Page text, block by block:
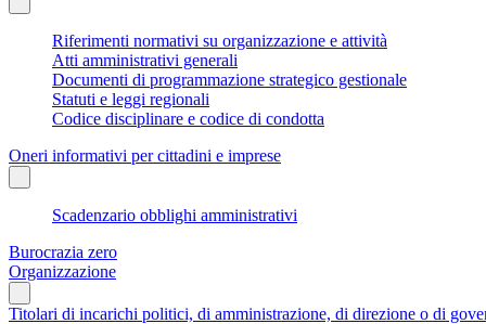
Riferimenti normativi su organizzazione e attività
Atti amministrativi generali
Documenti di programmazione strategico gestionale
Statuti e leggi regionali
Codice disciplinare e codice di condotta
Oneri informativi per cittadini e imprese
Scadenzario obblighi amministrativi
Burocrazia zero
Organizzazione
Titolari di incarichi politici, di amministrazione, di direzione o di